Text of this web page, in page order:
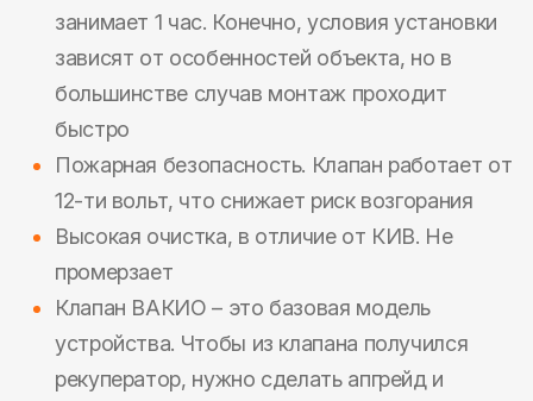
занимает 1 час. Конечно, условия установки
зависят от особенностей объекта, но в
большинстве случав монтаж проходит
быстро
Пожарная безопасность. Клапан работает от
12-ти вольт, что снижает риск возгорания
Высокая очистка, в отличие от КИВ. Не
промерзает
Клапан ВАКИО – это базовая модель
устройства. Чтобы из клапана получился
рекуператор, нужно сделать апгрейд и